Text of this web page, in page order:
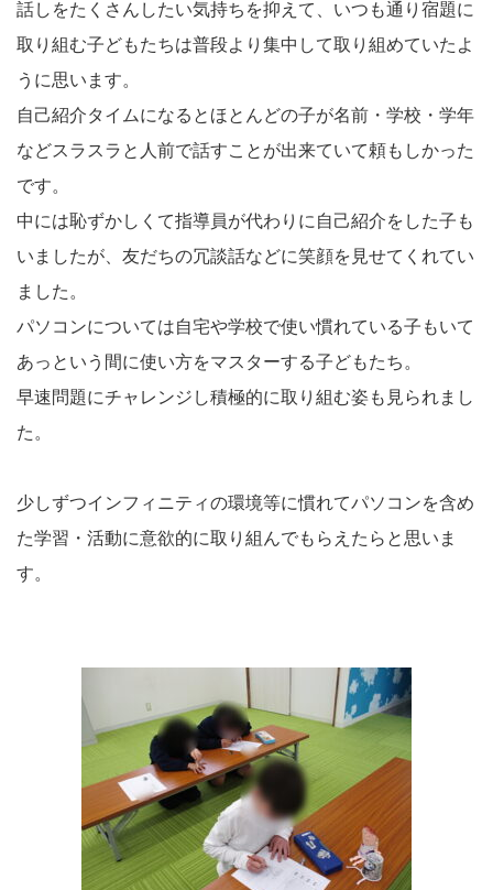
話しをたくさんしたい気持ちを抑えて、いつも通り宿題に
取り組む子どもたちは普段より集中して取り組めていたよ
うに思います。
自己紹介タイムになるとほとんどの子が名前・学校・学年
などスラスラと人前で話すことが出来ていて頼もしかった
です。
中には恥ずかしくて指導員が代わりに自己紹介をした子も
いましたが、友だちの冗談話などに笑顔を見せてくれてい
ました。
パソコンについては自宅や学校で使い慣れている子もいて
あっという間に使い方をマスターする子どもたち。
早速問題にチャレンジし積極的に取り組む姿も見られまし
た。
少しずつインフィニティの環境等に慣れてパソコンを含め
た学習・活動に意欲的に取り組んでもらえたらと思いま
す。